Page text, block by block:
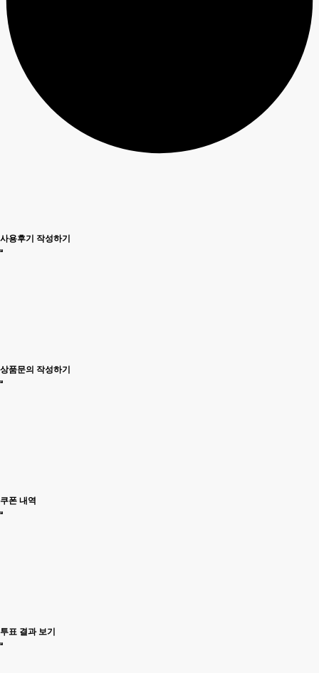
사용후기 작성하기
상품문의 작성하기
쿠폰 내역
투표 결과 보기